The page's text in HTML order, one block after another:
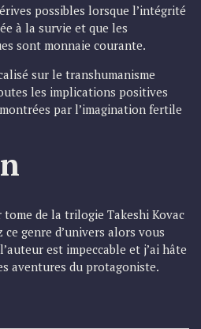
possibles lorsque l’intégrité
à la survie et que les
sont monnaie courante.
sur le transhumanisme
les implications positives
par l’imagination fertile
tome de la trilogie Takeshi Kovac
ce genre d’univers alors vous
est impeccable et j’ai hâte
aventures du protagoniste.